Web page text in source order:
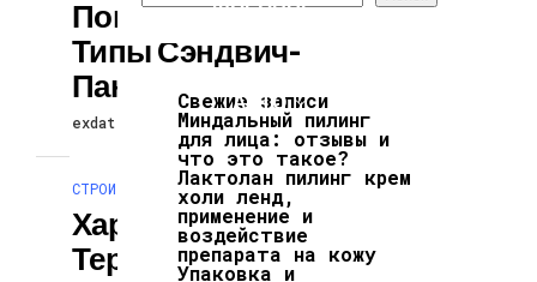
АВТО
Популярные
Типы Сэндвич-
Панелей
exdat 7 дней ago
СТРОИТЕЛЬСТВО И РЕМОНТ
Характеристики
Термопанелей
Свежие записи
Миндальный пилинг
для лица: отзывы и
что это такое?
Лактолан пилинг крем
холи ленд,
применение и
воздействие
препарата на кожу
Упаковка и